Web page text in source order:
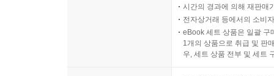
시간의 경과에 의해 재판매
전자상거래 등에서의 소비
eBook 세트 상품은 일괄 구
1개의 상품으로 취급 및 판
우, 세트 상품 전부 및 세트